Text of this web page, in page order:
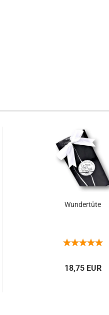
Wundertüte
18,75 EUR